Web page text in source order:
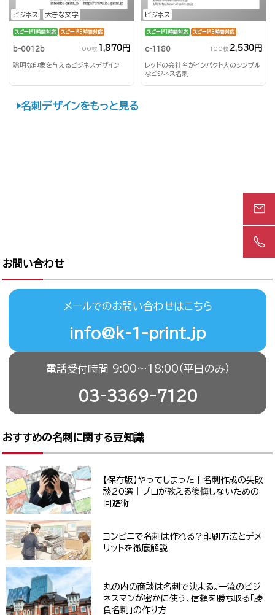
ビジネス 大きな文字
スピード1時間対応 スピード3時間対応
b-0012b 100枚 1,870円
聡明な印象を与えるビジネスデザイン
ビジネス
スピード1時間対応 スピード3時間対応
c-1180 100枚 2,530円
レッドの会社名がインパクト大のシンプル
なビジネス名刺
名刺デザインをもっと見る
お問い合わせ
メールでのお問い合わせはこちら
info@k-1-print.jp
電話受付時間 9:00〜18:00（平日のみ）
03-3369-7120
おすすめの名刺に関する豆知識
【保存版】やってしまった！名刺作成の失敗
談20選｜プロが教える後悔しないための
回避術
コンビニで名刺は作れる？印刷方法とデメ
リットを徹底解説
丸の内の商談は名刺で決まる。一流のビジ
ネスマンが密かに使う、信頼を勝ち取る「勝
負名刺」の作り方